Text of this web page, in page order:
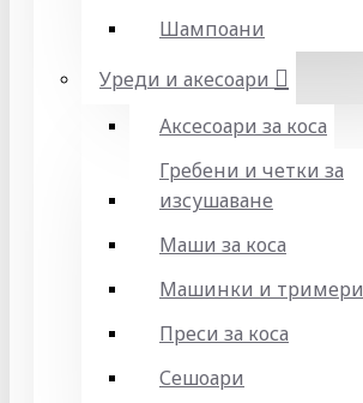
Шампоани
Уреди и акесоари
Аксесоари за коса
Гребени и четки за
изсушаване
Маши за коса
Машинки и тримери
Преси за коса
Сешоари